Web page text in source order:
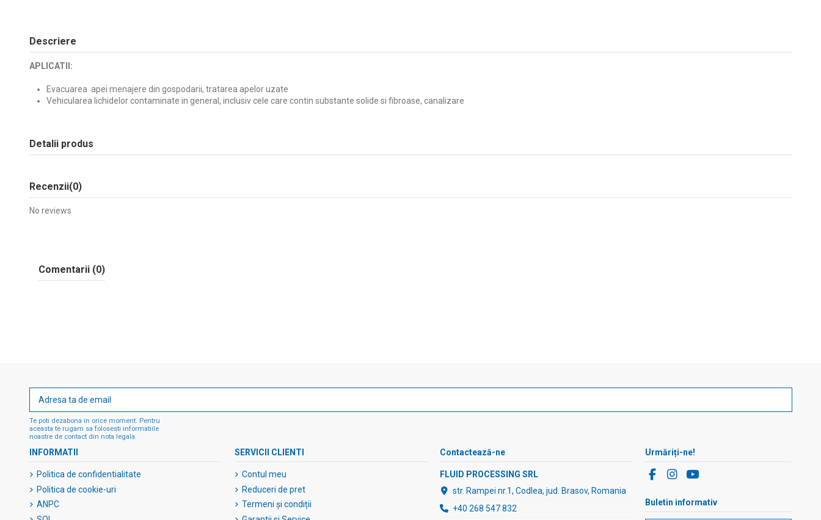
Descriere
APLICATII:
Evacuarea apei menajere din gospodarii, tratarea apelor uzate
Vehicularea lichidelor contaminate in general, inclusiv cele care contin substante solide si fibroase, canalizare
Detalii produs
Recenzii(0)
No reviews
Comentarii (0)
Te poti dezabona in orice moment. Pentru
aceasta te rugam sa folosesti informatiile
noastre de contact din nota legala.
INFORMATII
Politica de confidentialitate
Politica de cookie-uri
ANPC
SERVICII CLIENTI
Contul meu
Reduceri de pret
Termeni și condiții
Contactează-ne
FLUID PROCESSING SRL
str. Rampei nr.1, Codlea, jud. Brasov, Romania
+40 268 547 832
Urmăriți-ne!
Buletin informativ